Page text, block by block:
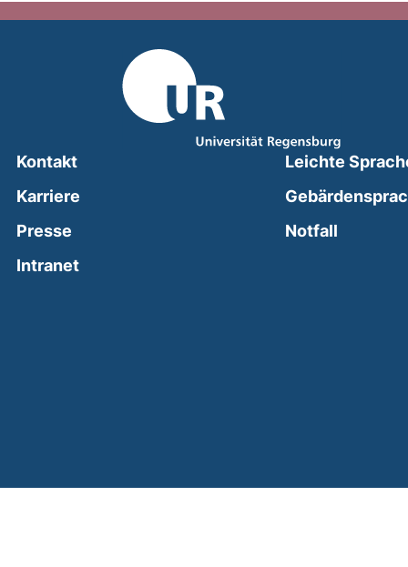
Kontakt
Karriere
Presse
Intranet(external link, opens in a new window)
Leichte
Notfall